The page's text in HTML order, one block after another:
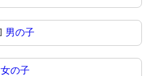
男の子
女の子